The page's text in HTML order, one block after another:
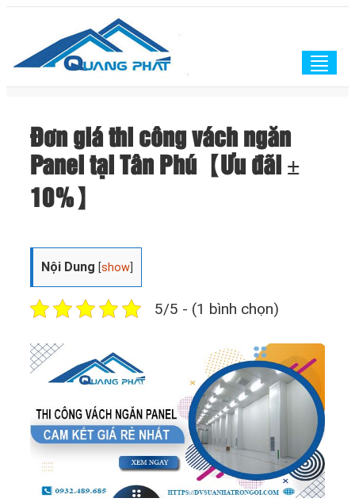
Đơn giá thi công vách ngăn
Panel tại Tân Phú【Ưu đãi ±
10%】
Nội Dung [show
5/5 - (1 bình chọn)